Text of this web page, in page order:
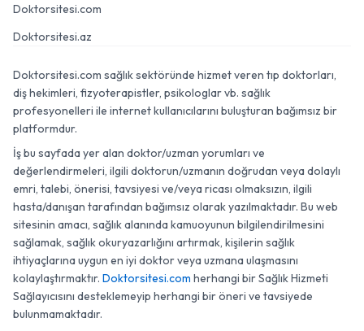
Doktorsitesi.com
Doktorsitesi.az
Doktorsitesi.com sağlık sektöründe hizmet veren tıp doktorları,
diş hekimleri, fizyoterapistler, psikologlar vb. sağlık
profesyonelleri ile internet kullanıcılarını buluşturan bağımsız bir
platformdur.
İş bu sayfada yer alan doktor/uzman yorumları ve
değerlendirmeleri, ilgili doktorun/uzmanın doğrudan veya dolaylı
emri, talebi, önerisi, tavsiyesi ve/veya ricası olmaksızın, ilgili
hasta/danışan tarafından bağımsız olarak yazılmaktadır. Bu web
sitesinin amacı, sağlık alanında kamuoyunun bilgilendirilmesini
sağlamak, sağlık okuryazarlığını artırmak, kişilerin sağlık
ihtiyaçlarına uygun en iyi doktor veya uzmana ulaşmasını
kolaylaştırmaktır. Doktorsitesi.com herhangi bir Sağlık Hizmeti
Sağlayıcısını desteklemeyip herhangi bir öneri ve tavsiyede
bulunmamaktadır.